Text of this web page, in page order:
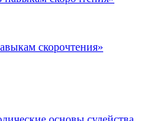
скорочтения»